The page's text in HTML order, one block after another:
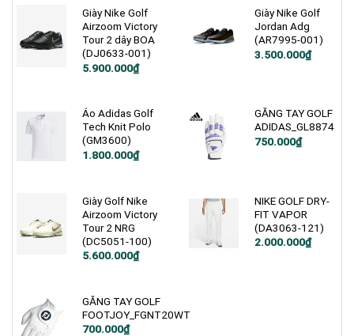
Giày Nike Golf
Airzoom Victory
Tour 2 dây BOA
(DJ0633-001)
Giá
5.900.000₫
Giá
5.900.000₫.
Giày Nike Golf
Jordan Adg
(AR7995-001)
Giá
3.500.000₫
Giá
Áo Adidas Golf
Tech Knit Polo
(GM3600)
1.800.000₫
GĂNG TAY GOLF
ADIDAS_GL8874
750.000₫
Giày Golf Nike
Airzoom Victory
Tour 2 NRG
(DC5051-100)
Giá
5.600.000₫
Giá
5.600.000₫.
NIKE GOLF DRY-
FIT VAPOR
(DA3063-121)
Giá
2.000.000₫
Giá
GĂNG TAY GOLF
FOOTJOY_FGNT20WT
700.000₫